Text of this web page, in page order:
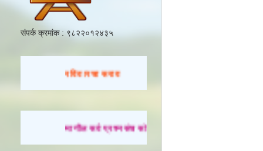
संपर्क क्रमांक : ९८२२०१२४३५
रविवारचा सराव
मागील सर्व प्रश्नसंच सोडवण्यासाठी येथे क्लिक करा.